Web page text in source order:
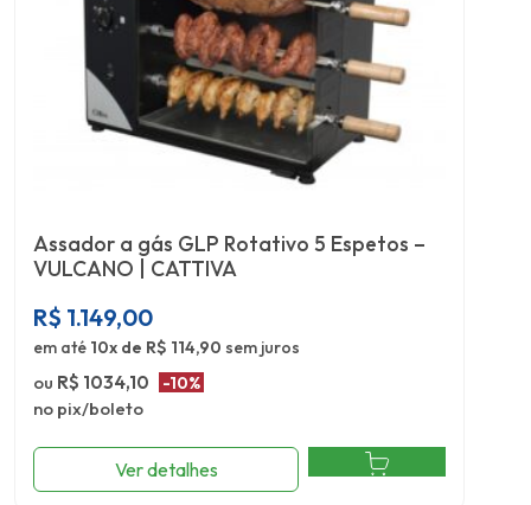
Assador a gás GLP Rotativo 5 Espetos –
VULCANO | CATTIVA
R$ 1.149,00
em até 10x de R$ 114,90 sem juros
ou R$ 1034,10 -10%
no pix/boleto
Ver detalhes